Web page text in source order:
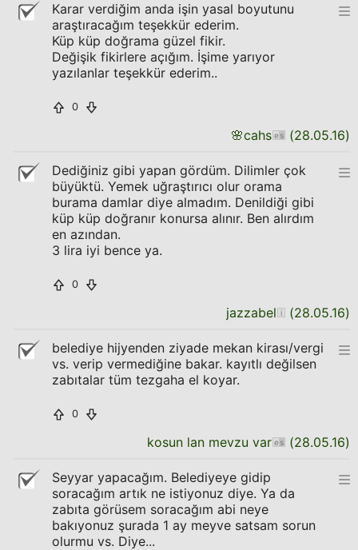
Karar verdiğim anda işin yasal boyutunu
araştıracağım teşekkür ederim.
Küp küp doğrama güzel fikir.
Değişik fikirlere açığım. İşime yarıyor
yazılanlar teşekkür ederim..
0
🌸cahs (28.05.16)
Dediğiniz gibi yapan gördüm. Dilimler çok
büyüktü. Yemek uğraştırıcı olur orama
burama damlar diye almadım. Denildiği gibi
küp küp doğranır konursa alınır. Ben alırdım
en azından.
3 lira iyi bence ya.
0
jazzabel (28.05.16)
belediye hijyenden ziyade mekan kirası/vergi
vs. verip vermediğine bakar. kayıtlı değilsen
zabıtalar tüm tezgaha el koyar.
0
kosun lan mevzu var (28.05.16)
Seyyar yapacağım. Belediyeye gidip
soracağım artık ne istiyonuz diye. Ya da
zabıta görüsem soracağım abi neye
bakıyonuz şurada 1 ay meyve satsam sorun
olurmu vs. Diye...